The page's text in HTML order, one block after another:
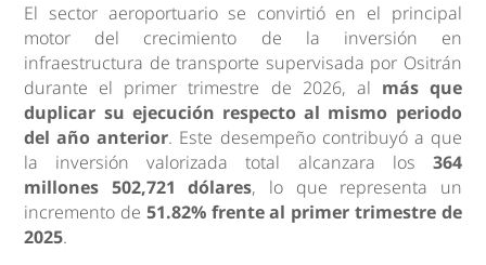
El sector aeroportuario se convirtió en el principal
motor del crecimiento de la inversión en
infraestructura de transporte supervisada por Ositrán
durante el primer trimestre de 2026, al más que
duplicar su ejecución respecto al mismo periodo
del año anterior. Este desempeño contribuyó a que
la inversión valorizada total alcanzara los 364
millones 502,721 dólares, lo que representa un
incremento de 51.82% frente al primer trimestre de
2025.